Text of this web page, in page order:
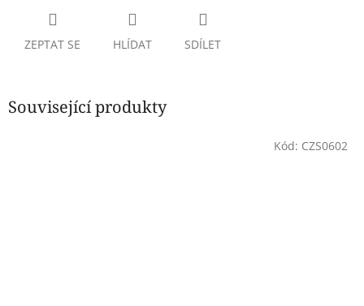
ZEPTAT SE HLÍDAT SDÍLET
Související produkty
Kód: CZS0602